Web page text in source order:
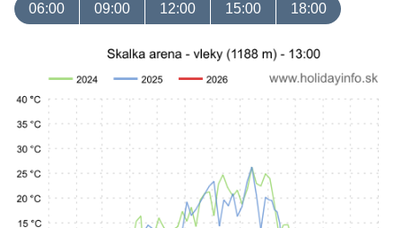
06:00 09:00 12:00 15:00 18:00